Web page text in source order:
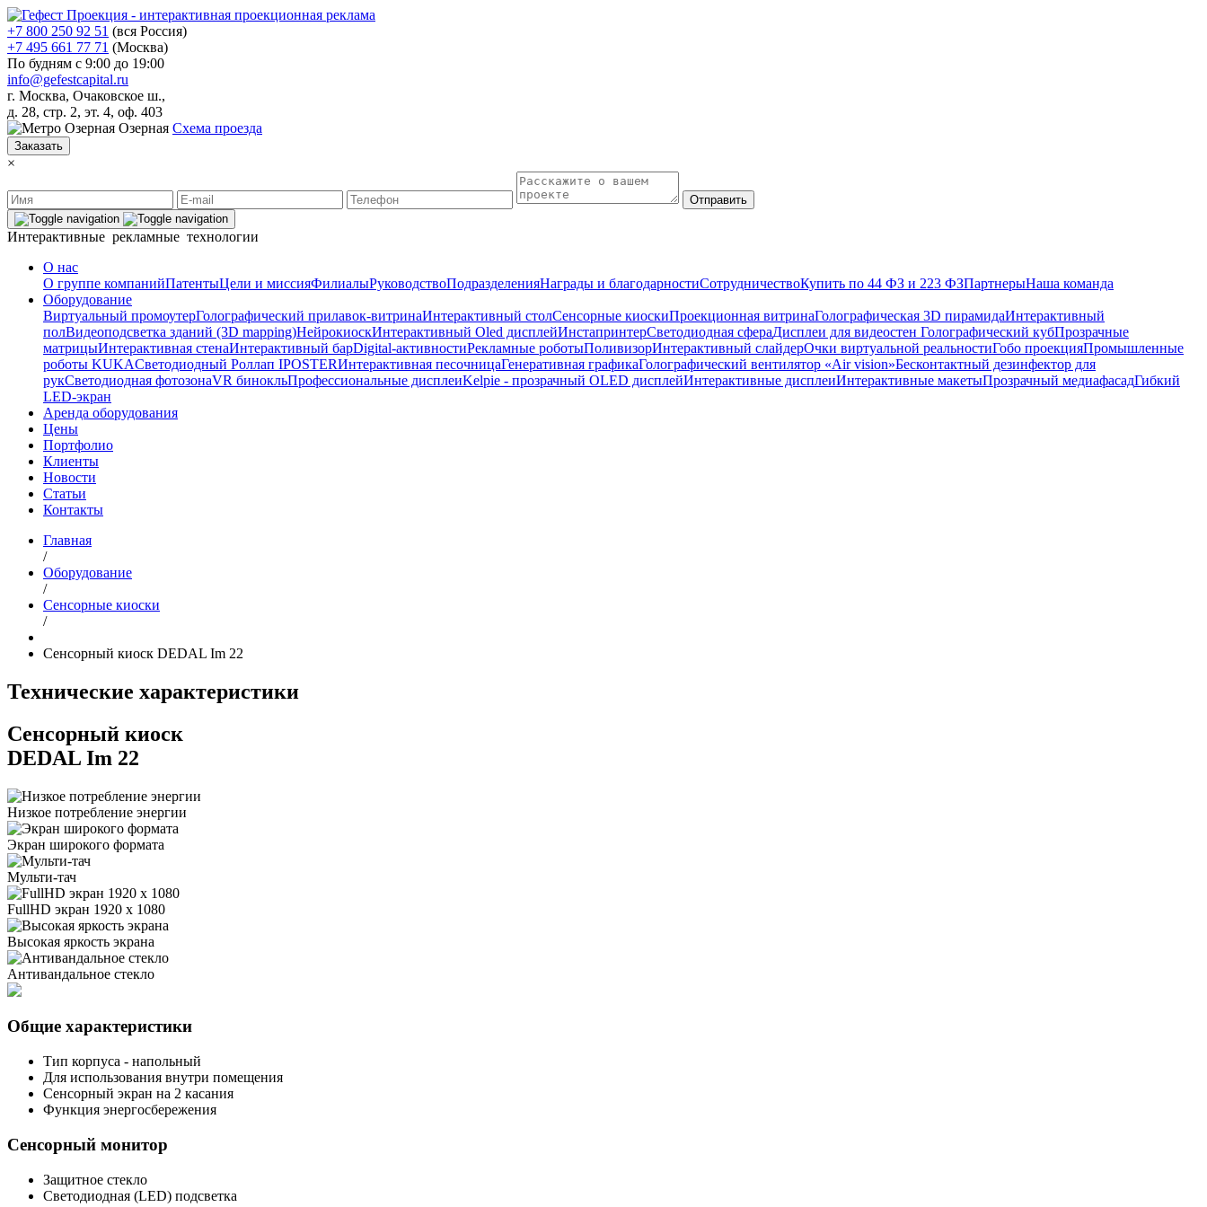
+7 800 250 92 51 (вся Россия)
+7 495 661 77 71 (Москва)
По будням с 9:00 до 19:00
info@gefestcapital.ru
г. Москва, Очаковское ш.,
д. 28, стр. 2, эт. 4, оф. 403
Озерная Схема проезда
Заказать
×
Отправить
Интерактивные рекламные технологии
О нас
О группе компанийПатентыЦели и миссияФилиалыРуководствоПодразделенияНаграды и благодарностиСотрудничествоКупить по 44 ФЗ и 223 ФЗПартнерыНаша команда
Оборудование
Виртуальный промоутерГолографический прилавок-витринаИнтерактивный столСенсорные киоскиПроекционная витринаГолографическая 3D пирамидаИнтерактивный
полВидеоподсветка зданий (3D mapping)НейрокиоскИнтерактивный Oled дисплейИнстапринтерСветодиодная сфераДисплеи для видеостен Голографический кубПрозрачные
матрицыИнтерактивная стенаИнтерактивный барDigital-активностиРекламные роботыПоливизорИнтерактивный слайдерОчки виртуальной реальностиГобо проекцияПромышленные
роботы KUKAСветодиодный Роллап IPOSTERИнтерактивная песочницаГенеративная графикаГолографический вентилятор «Air vision»Бесконтактный дезинфектор для
рукСветодиодная фотозонаVR бинокльПрофессиональные дисплеиKelpie - прозрачный OLED дисплейИнтерактивные дисплеиИнтерактивные макетыПрозрачный медиафасадГибкий
LED-экран
Аренда оборудования
Цены
Портфолио
Клиенты
Новости
Статьи
Контакты
Главная
/
Оборудование
/
Сенсорные киоски
/
Cенсорный киоск DEDAL Im 22
Технические характеристики
Сенсорный киоск
DEDAL Im 22
Низкое потребление энергии
Экран широкого формата
Мульти-тач
FullHD экран 1920 х 1080
Высокая яркость экрана
Антивандальное стекло
Общие характеристики
Тип корпуса - напольный
Для использования внутри помещения
Сенсорный экран на 2 касания
Функция энергосбережения
Сенсорный монитор
Защитное стекло
Светодиодная (LED) подсветка